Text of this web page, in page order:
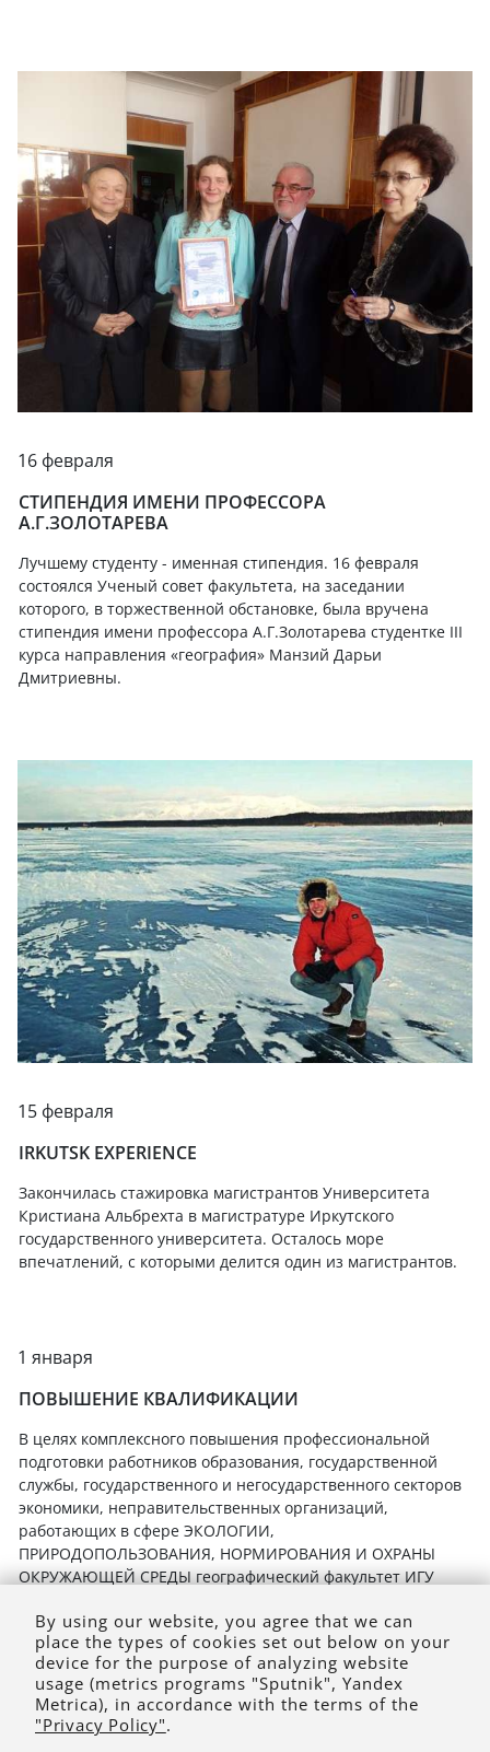
16 февраля
СТИПЕНДИЯ ИМЕНИ ПРОФЕССОРА
А.Г.ЗОЛОТАРЕВА
Лучшему студенту - именная стипендия. 16 февраля
состоялся Ученый совет факультета, на заседании
которого, в торжественной обстановке, была вручена
стипендия имени профессора А.Г.Золотарева студентке III
курса направления «география» Манзий Дарьи
Дмитриевны.
15 февраля
IRKUTSK EXPERIENCE
Закончилась стажировка магистрантов Университета
Кристиана Альбрехта в магистратуре Иркутского
государственного университета. Осталось море
впечатлений, с которыми делится один из магистрантов.
1 января
ПОВЫШЕНИЕ КВАЛИФИКАЦИИ
В целях комплексного повышения профессиональной
подготовки работников образования, государственной
службы, государственного и негосударственного секторов
экономики, неправительственных организаций,
работающих в сфере ЭКОЛОГИИ,
ПРИРОДОПОЛЬЗОВАНИЯ, НОРМИРОВАНИЯ И ОХРАНЫ
ОКРУЖАЮЩЕЙ СРЕДЫ географический факультет ИГУ
By using our website, you agree that we can
place the types of cookies set out below on your
device for the purpose of analyzing website
usage (metrics programs "Sputnik", Yandex
Metrica), in accordance with the terms of the
"Privacy Policy".